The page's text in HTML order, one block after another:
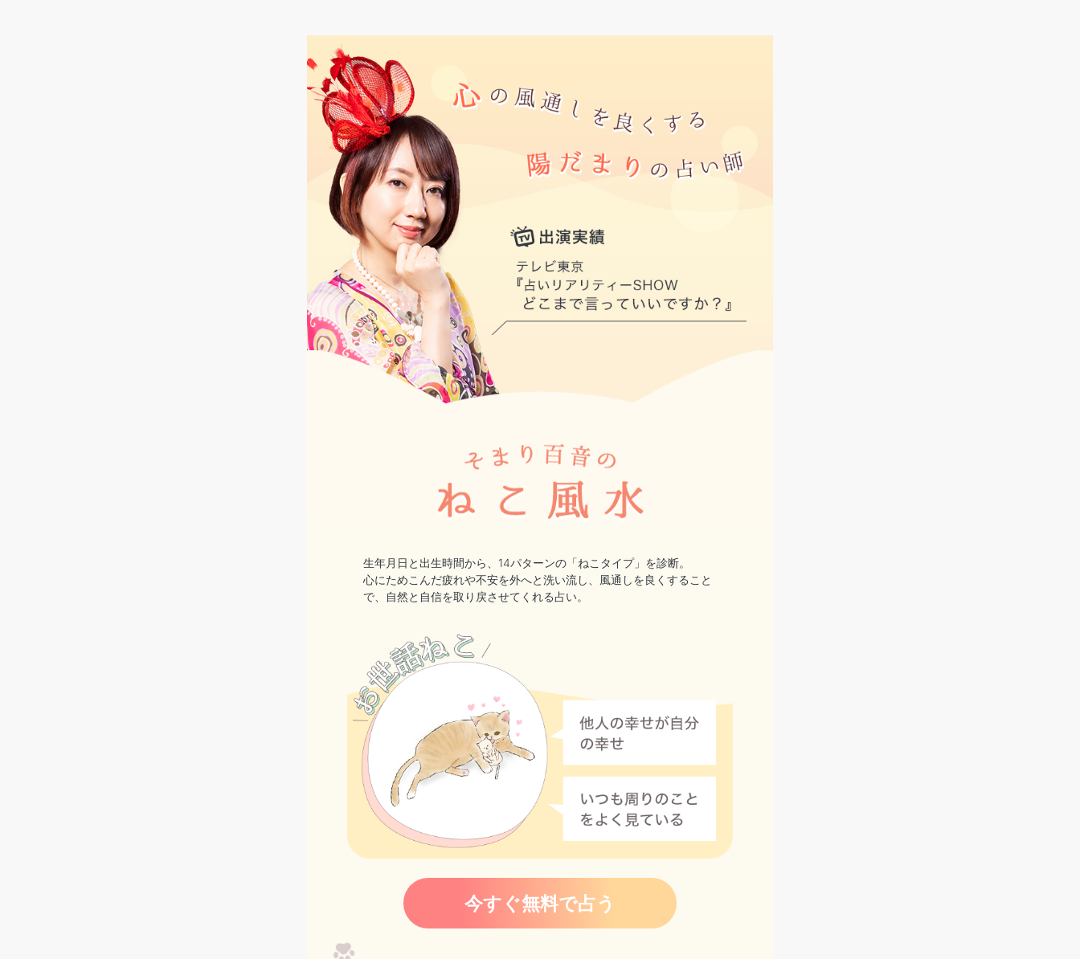
生年月日と出生時間から、14パターンの「ねこタイプ」を診断。
心にためこんだ疲れや不安を外へと洗い流し、風通しを良くすること
で、自然と自信を取り戻させてくれる占い。
今すぐ無料で占う